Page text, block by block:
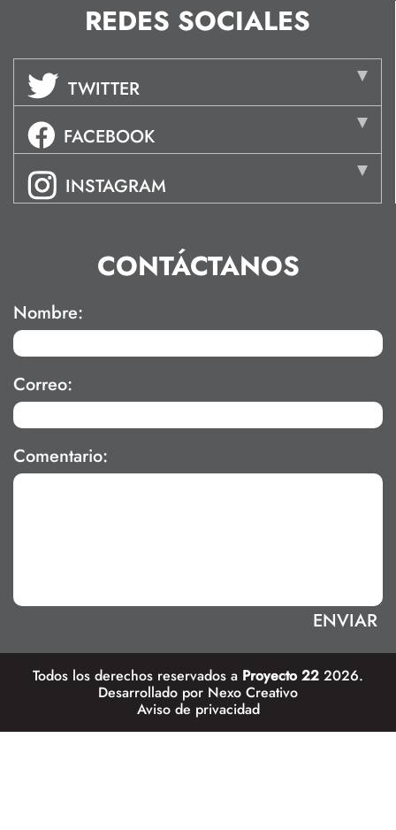
REDES SOCIALES
TWITTER
FACEBOOK
INSTAGRAM
CONTÁCTANOS
Nombre:
Correo:
Comentario:
Todos los derechos reservados a Proyecto 22 2026.
Desarrollado por Nexo Creativo
Aviso de privacidad